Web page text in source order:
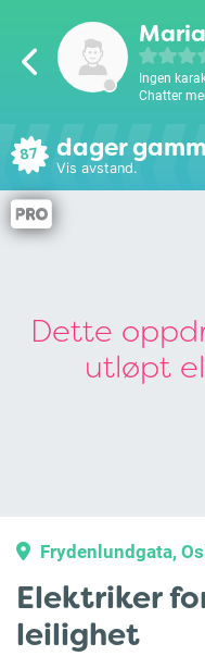
Maria
Ingen
Chatter
87 dager
Vis avstand.
Dette
utløpt
Frydenlundgata,
Elektriker
leilighet